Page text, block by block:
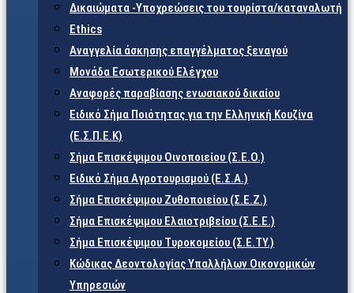
Δικαιώματα -Υποχρεώσεις του τουρίστα/καταναλωτή
Ethics
Αναγγελία άσκησης επαγγέλματος ξεναγού
Μονάδα Εσωτερικού Ελέγχου
Αναφορές παραβίασης ενωσιακού δικαίου
Ειδικό Σήμα Ποιότητας για την Ελληνική Κουζίνα
(Ε.Σ.Π.Ε.Κ)
Σήμα Επισκέψιμου Οινοποιείου (Σ.Ε.Ο.)
Ειδικό Σήμα Αγροτουρισμού (Ε.Σ.Α.)
Σήμα Επισκέψιμου Ζυθοποιείου (Σ.Ε.Ζ.)
Σήμα Επισκέψιμου Ελαιοτριβείου (Σ.Ε.Ε.)
Σήμα Επισκέψιμου Τυροκομείου (Σ.Ε.TY.)
Κώδικας Δεοντολογίας Υπαλλήλων Οικονομικών
Υπηρεσιών